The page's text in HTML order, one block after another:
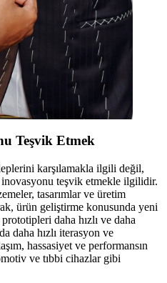
Teşvik Etmek
karşılamakla ilgili değil,
inovasyonu teşvik etmekle ilgilidir.
tasarımlar ve üretim
ürün geliştirme konusunda yeni
daha hızlı ve daha
daha hızlı iterasyon ve
hassasiyet ve performansın
ve tıbbi cihazlar gibi